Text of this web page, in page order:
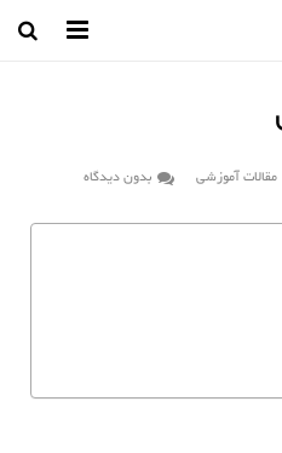
مقالات آموزشی بدون دیدگاه